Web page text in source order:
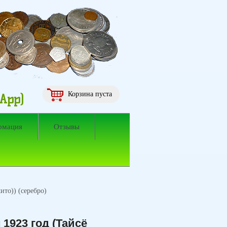
Корзина пуста
Отзывы
(серебро)
год (Тайсё